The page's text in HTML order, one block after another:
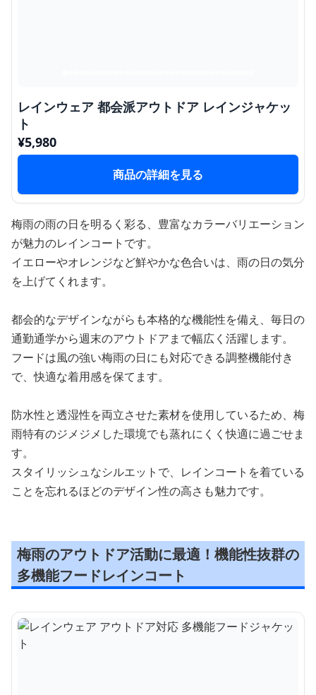
レインウェア 都会派アウトドア レインジャケッ
ト
¥5,980
商品の詳細を見る
梅雨の雨の日を明るく彩る、豊富なカラーバリエーション
が魅力のレインコートです。
イエローやオレンジなど鮮やかな色合いは、雨の日の気分
を上げてくれます。
都会的なデザインながらも本格的な機能性を備え、毎日の
通勤通学から週末のアウトドアまで幅広く活躍します。
フードは風の強い梅雨の日にも対応できる調整機能付き
で、快適な着用感を保てます。
防水性と透湿性を両立させた素材を使用しているため、梅
雨特有のジメジメした環境でも蒸れにくく快適に過ごせま
す。
スタイリッシュなシルエットで、レインコートを着ている
ことを忘れるほどのデザイン性の高さも魅力です。
梅雨のアウトドア活動に最適！機能性抜群の
多機能フードレインコート